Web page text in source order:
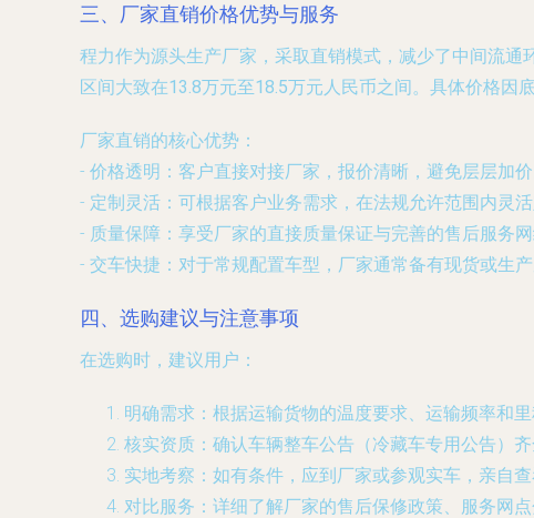
三、厂家直销价格优势与服务
程力作为源头生产厂家，采取直销模式，减少了中间流
区间大致在13.8万元至18.5万元人民币之间。具体价格因
厂家直销的核心优势 ：
- 价格透明 ：客户直接对接厂家，报价清晰，避免层层加价
- 定制灵活 ：可根据客户业务需求，在法规允许范围内灵
- 质量保障 ：享受厂家的直接质量保证与完善的售后服务
- 交车快捷 ：对于常规配置车型，厂家通常备有现货或生
四、选购建议与注意事项
在选购时，建议用户：
明确需求 ：根据运输货物的温度要求、运输频率和
核实资质 ：确认车辆整车公告（冷藏车专用公告）
实地考察 ：如有条件，应到厂家或参观实车，亲自
对比服务 ：详细了解厂家的售后保修政策、服务网